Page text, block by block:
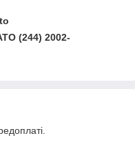
(244) 2002-